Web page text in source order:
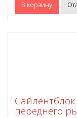
В корзину
переднего